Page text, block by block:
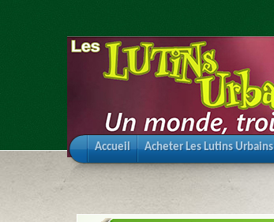
Accueil Acheter Les Lutins Urbains